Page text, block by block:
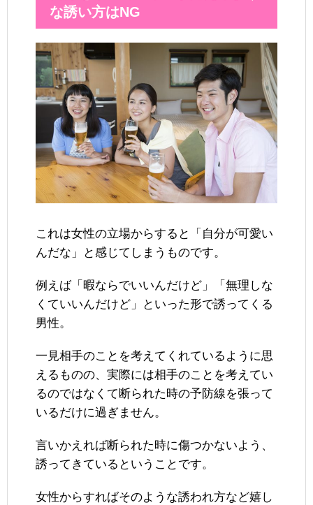
な誘い方はNG
これは女性の立場からすると「自分が可愛い
んだな」と感じてしまうものです。
例えば「暇ならでいいんだけど」「無理しな
くていいんだけど」といった形で誘ってくる
男性。
一見相手のことを考えてくれているように思
えるものの、実際には相手のことを考えてい
るのではなくて断られた時の予防線を張って
いるだけに過ぎません。
言いかえれば断られた時に傷つかないよう、
誘ってきているということです。
女性からすればそのような誘われ方など嬉し